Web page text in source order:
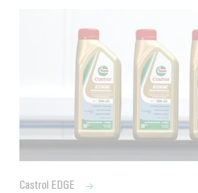
Castrol EDGE